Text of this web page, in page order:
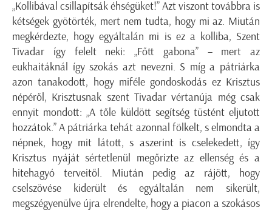
„Kollibával csillapítsák éhségüket!” Azt viszont továbbra is
kétségek gyötörték, mert nem tudta, hogy mi az. Miután
megkérdezte, hogy egyáltalán mi is ez a kolliba, Szent
Tivadar így felelt neki: „Főtt gabona” – mert az
eukhaitáknál így szokás azt nevezni. S míg a pátriárka
azon tanakodott, hogy miféle gondoskodás ez Krisztus
népéről, Krisztusnak szent Tivadar vértanúja még csak
ennyit mondott: „A tőle küldött segítség tüstént eljutott
hozzátok.” A pátriárka tehát azonnal fölkelt, s elmondta a
népnek, hogy mit látott, s aszerint is cselekedett, így
Krisztus nyáját sértetlenül megőrizte az ellenség és a
hitehagyó terveitől. Miután pedig az rájött, hogy
cselszövése kiderült és egyáltalán nem sikerült,
megszégyenülve újra elrendelte, hogy a piacon a szokásos